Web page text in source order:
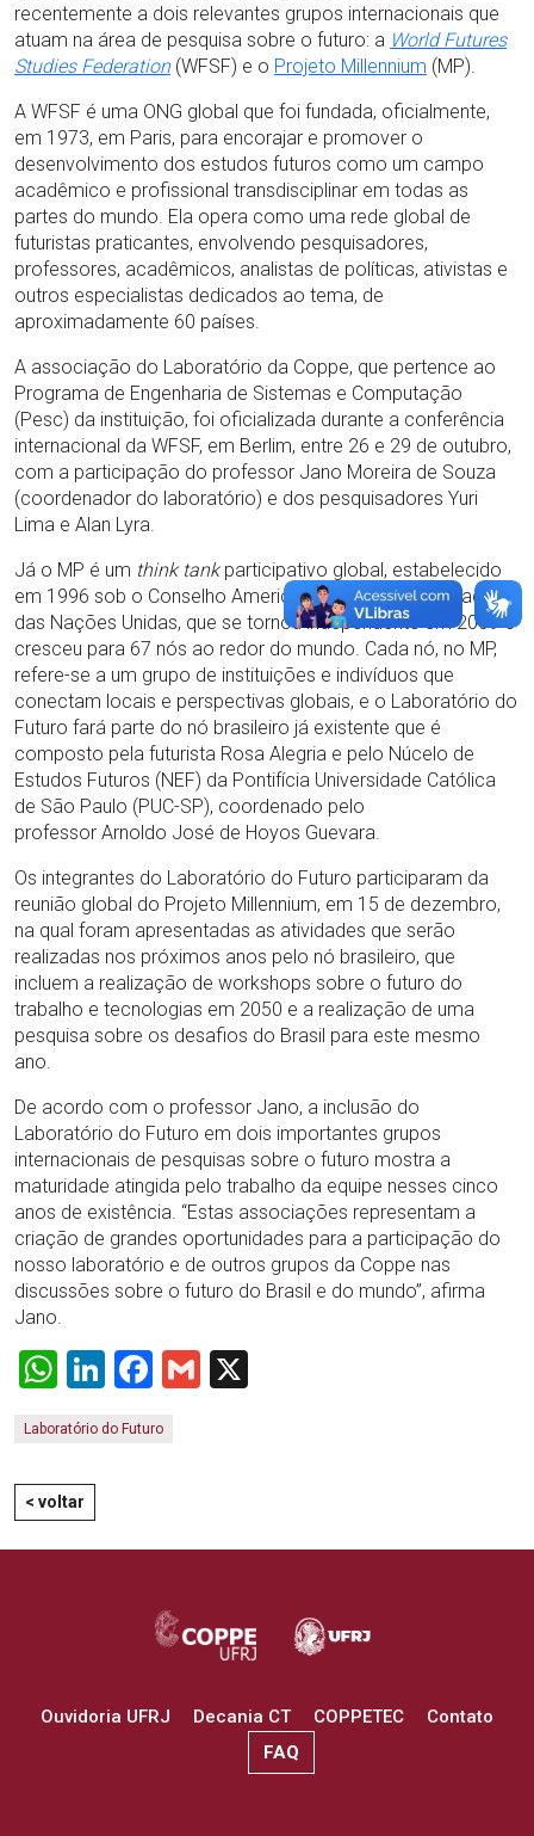
recentemente a dois relevantes grupos internacionais que
atuam na área de pesquisa sobre o futuro: a World Futures
Studies Federation(WFSF) e o Projeto Millennium (MP).
A WFSF é uma ONG global que foi fundada, oficialmente,
em 1973, em Paris, para encorajar e promover o
desenvolvimento dos estudos futuros como um campo
acadêmico e profissional transdisciplinar em todas as
partes do mundo. Ela opera como uma rede global de
futuristas praticantes, envolvendo pesquisadores,
professores, acadêmicos, analistas de políticas, ativistas e
outros especialistas dedicados ao tema, de
aproximadamente 60 países.
A associação do Laboratório da Coppe, que pertence ao
Programa de Engenharia de Sistemas e Computação
(Pesc) da instituição, foi oficializada durante a conferência
internacional da WFSF, em Berlim, entre 26 e 29 de outubro,
com a participação do professor Jano Moreira de Souza
(coordenador do laboratório) e dos pesquisadores Yuri
Lima e Alan Lyra.
Já o MP é um think tankparticipativo global, estabelecido
em 1996 sob o Conselho Americano para a Universidade
das Nações Unidas, que se tornou independente em 2009 e
cresceu para 67 nós ao redor do mundo. Cada nó, no MP,
refere-se a um grupo de instituições e indivíduos que
conectam locais e perspectivas globais, e o Laboratório do
Futuro fará parte do nó brasileiro já existente que é
composto pela futurista Rosa Alegria e pelo Núcelo de
Estudos Futuros (NEF) da Pontifícia Universidade Católica
de São Paulo (PUC-SP), coordenado pelo
professor Arnoldo José de Hoyos Guevara.
Os integrantes do Laboratório do Futuro participaram da
reunião global do Projeto Millennium, em 15 de dezembro,
na qual foram apresentadas as atividades que serão
realizadas nos próximos anos pelo nó brasileiro, que
incluem a realização de workshops sobre o futuro do
trabalho e tecnologias em 2050 e a realização de uma
pesquisa sobre os desafios do Brasil para este mesmo
ano.
De acordo com o professor Jano, a inclusão do
Laboratório do Futuro em dois importantes grupos
internacionais de pesquisas sobre o futuro mostra a
maturidade atingida pelo trabalho da equipe nesses cinco
anos de existência. “Estas associações representam a
criação de grandes oportunidades para a participação do
nosso laboratório e de outros grupos da Coppe nas
discussões sobre o futuro do Brasil e do mundo”, afirma
Jano.
WhatsApp
LinkedIn
Facebook
Gmail
Laboratório do Futuro
< voltar
Ouvidoria UFRJ Decania CT COPPETEC
Contato
FAQ